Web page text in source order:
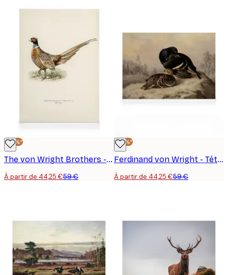
-25%*
The von Wright Brothers - Faisan à Collier Toile
À partir de 44,25 €59 €
-25%*
Ferdinand von Wright - Tétras Lyre, Coq et Poule Toile
À partir de 44,25 €59 €